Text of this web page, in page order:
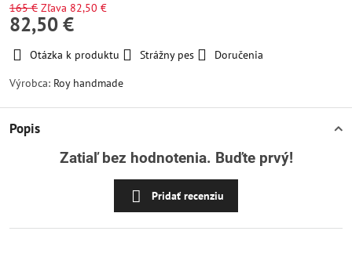
165 € Zľava 82,50 €
82,50 €
Otázka k produktu Strážny pes
Doručenia
Výrobca: Roy handmade
Popis
Zatiaľ bez hodnotenia. Buďte prvý!
Pridať recenziu